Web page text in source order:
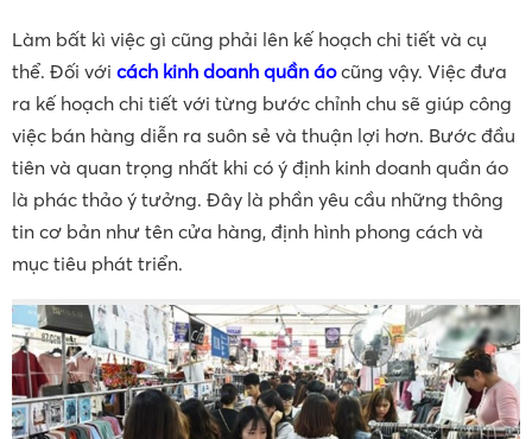
Làm bất kì việc gì cũng phải lên kế hoạch chi tiết và cụ
thể. Đối với cách kinh doanh quần áocũng vậy. Việc đưa
ra kế hoạch chi tiết với từng bước chỉnh chu sẽ giúp công
việc bán hàng diễn ra suôn sẻ và thuận lợi hơn. Bước đầu
tiên và quan trọng nhất khi có ý định kinh doanh quần áo
là phác thảo ý tưởng. Đây là phần yêu cầu những thông
tin cơ bản như tên cửa hàng, định hình phong cách và
mục tiêu phát triển.